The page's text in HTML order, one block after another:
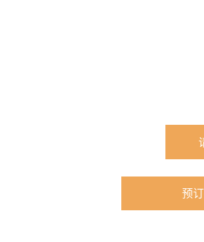
预订